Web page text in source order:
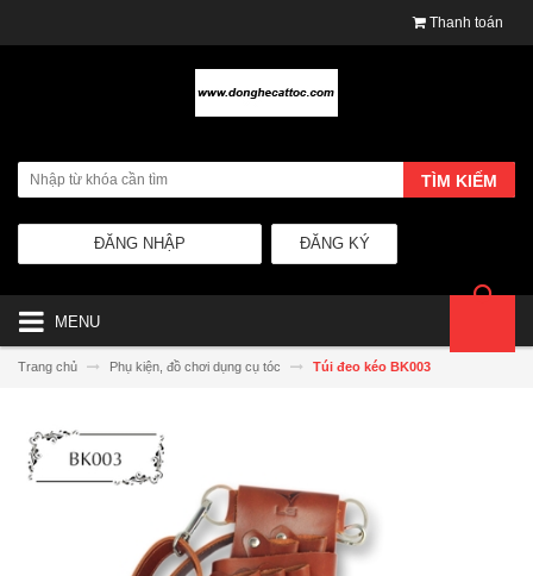
Thanh toán
TÌM KIẾM
ĐĂNG KÝ
ĐĂNG NHẬP
MENU
Trang chủ Phụ kiện, đồ chơi dụng cụ tóc Túi đeo kéo BK003